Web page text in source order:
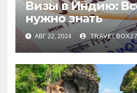
Визы в Индию:
нужно знать
АВГ 22, 2024